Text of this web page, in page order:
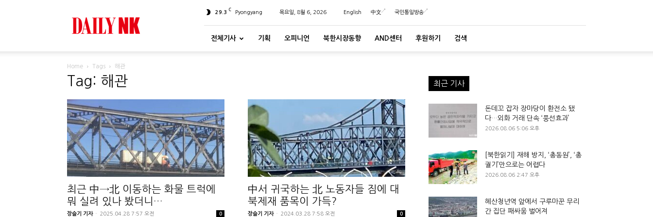
29.3 C Pyongyang 목요일, 8월 6, 2026 English 中文 국민통일방송
전체기사 기획 오피니언 북한시장동향 AND센터 후원하기 검색
Home Tags 해관
Tag: 해관
최근 中→北 이동하는 화물 트럭에
뭐 실려 있나 봤더니…
장슬기 기자 - 2025.04.28 7:57 오전 0
中서 귀국하는 北 노동자들 짐에 대
북제재 품목이 가득?
장슬기 기자 - 2024.03.28 7:58 오전 0
최근 기사
돈데꼬 잡자 장마당이 환전소 됐
다…외화 거래 단속 ‘풍선효과’
2026.08.06 5:06 오후
[북한읽기] 재해 방지, ‘총동원’, ‘총
궐기’만으로는 어렵다
2026.08.06 2:47 오후
혜산청년역 앞에서 구루마꾼 무리
간 집단 패싸움 벌어져